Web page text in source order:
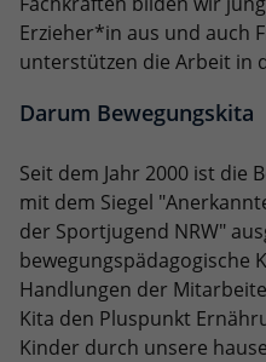
Erzieher*in aus und auch
unterstützen die Arbeit in
Darum Bewegungskita
Seit dem Jahr 2000 ist die
mit dem Siegel
der Sportjugend NRW"
bewegungspädagogische
Handlungen der
Kita den Pluspunkt
Kinder durch unsere
eines
der
umfassen
Seiten in
Name
Anbieter Google
Laufzeit 1 Minute
Dieser